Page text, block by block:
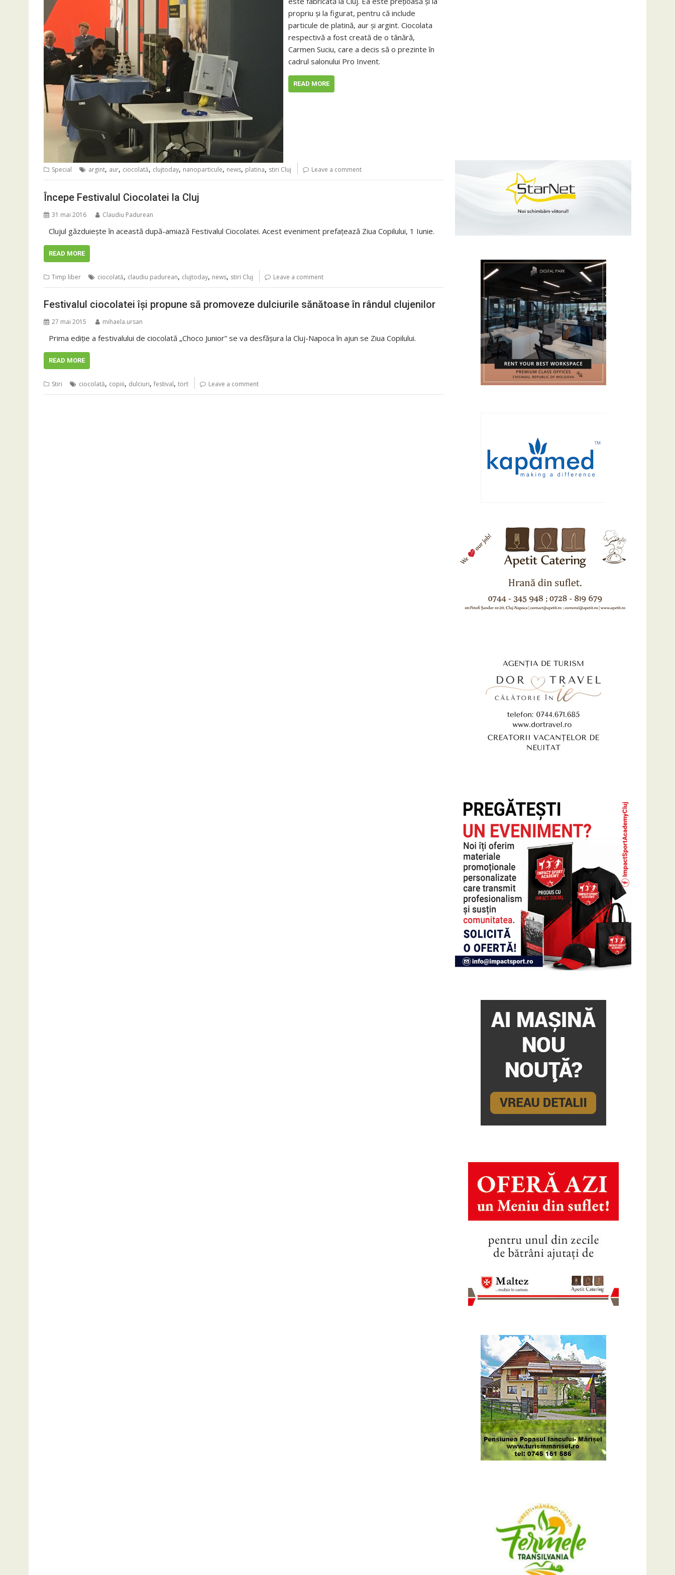
propriu şi la figurat, pentru că include
particule de platină, aur şi argint. Ciocolata
respectivă a fost creată de o tânără,
Carmen Suciu, care a decis să o prezinte în
cadrul salonului Pro Invent.
READ MORE
Special argint, aur, ciocolată, clujtoday, nanoparticule, news, platina, stiri Cluj Leave a comment
Începe Festivalul Ciocolatei la Cluj
31 mai 2016 Claudiu Padurean
Clujul găzduiește în această după-amiază Festivalul Ciocolatei. Acest eveniment prefațează Ziua Copilului, 1 Iunie.
READ MORE
Timp liber ciocolată, claudiu padurean, clujtoday, news, stiri Cluj Leave a comment
Festivalul ciocolatei își propune să promoveze dulciurile sănătoase în rândul clujenilor
27 mai 2015 mihaela.ursan
Prima ediție a festivalului de ciocolată „Choco Junior” se va desfășura la Cluj-Napoca în ajun se Ziua Copilului.
READ MORE
Stiri ciocolată, copiii, dulciuri, festival, tort Leave a comment